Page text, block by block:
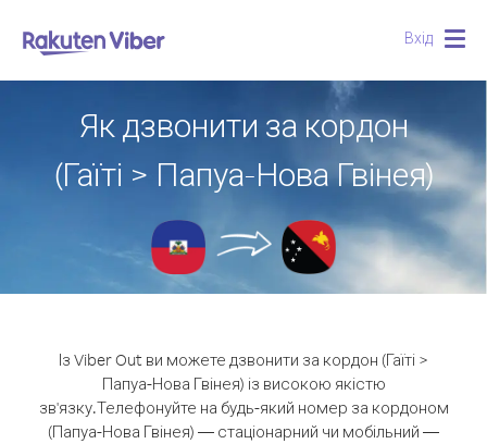
Вхід
Як дзвонити за кордон
(Гаїті > Папуа-Нова Гвінея)
Із Viber Out ви можете дзвонити за кордон (Гаїті >
Папуа-Нова Гвінея) із високою якістю
зв'язку.Телефонуйте на будь-який номер за кордоном
(Папуа-Нова Гвінея) — стаціонарний чи мобільний —